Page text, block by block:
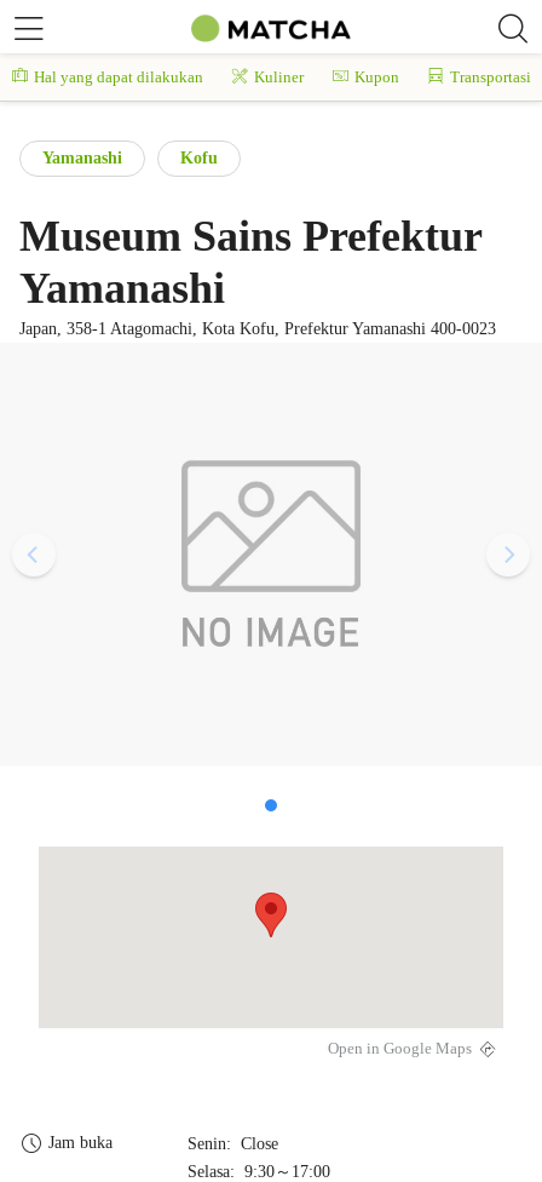
Hal yang dapat dilakukan Kuliner Kupon Transportasi
Yamanashi Kofu
Museum Sains Prefektur
Yamanashi
Japan, 358-1 Atagomachi, Kota Kofu, Prefektur Yamanashi 400-0023
Open in Google Maps
Jam buka
Senin: Close
Selasa: 9:30～17:00